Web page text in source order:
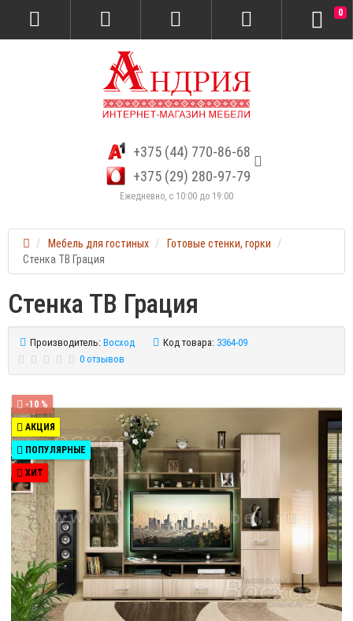
+375 (44) 770-86-68
+375 (29) 280-97-79
Ежедневно, с 10:00 до 19:00
0
Мебель для гостиных
Готовые стенки, горки
Стенка ТВ Грация
Стенка ТВ Грация
Производитель: Восход Код товара: 3364-09
0 отзывов
-10 %
АКЦИЯ
ПОПУЛЯРНЫЕ
ХИТ